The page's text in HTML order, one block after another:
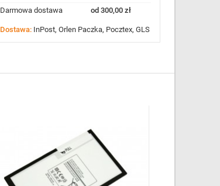
Darmowa dostawa
od 300,00 zł
Dostawa: InPost, Orlen Paczka, Pocztex, GLS